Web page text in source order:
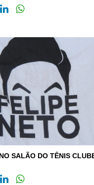
SALÃO DO TÊNIS